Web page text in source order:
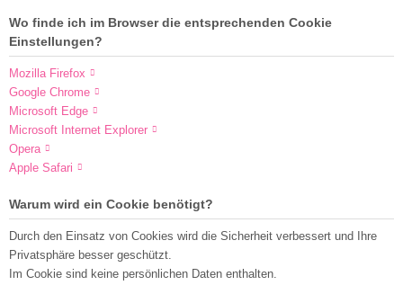
Wo finde ich im Browser die entsprechenden Cookie
Einstellungen?
Mozilla Firefox
Google Chrome
Microsoft Edge
Microsoft Internet Explorer
Opera
Apple Safari
Warum wird ein Cookie benötigt?
Durch den Einsatz von Cookies wird die Sicherheit verbessert und Ihre
Privatsphäre besser geschützt.
Im Cookie sind keine persönlichen Daten enthalten.